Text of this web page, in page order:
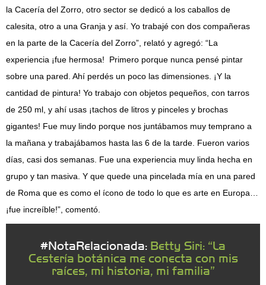
la Cacería del Zorro, otro sector se dedicó a los caballos de
calesita, otro a una Granja y así. Yo trabajé con dos compañeras
en la parte de la Cacería del Zorro”, relató y agregó: “La
experiencia ¡fue hermosa! Primero porque nunca pensé pintar
sobre una pared. Ahí perdés un poco las dimensiones. ¡Y la
cantidad de pintura! Yo trabajo con objetos pequeños, con tarros
de 250 ml, y ahí usas ¡tachos de litros y pinceles y brochas
gigantes! Fue muy lindo porque nos juntábamos muy temprano a
la mañana y trabajábamos hasta las 6 de la tarde. Fueron varios
días, casi dos semanas. Fue una experiencia muy linda hecha en
grupo y tan masiva. Y que quede una pincelada mía en una pared
de Roma que es como el ícono de todo lo que es arte en Europa…
¡fue increíble!”, comentó.
#NotaRelacionada: Betty Siri: “La
Cestería botánica me conecta con mis
raíces, mi historia, mi familia”